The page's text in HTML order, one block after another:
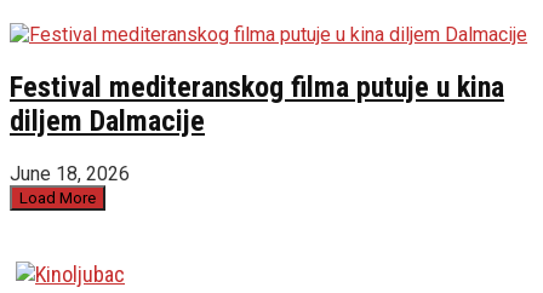
Festival mediteranskog filma putuje u kina
diljem Dalmacije
June 18, 2026
Load More